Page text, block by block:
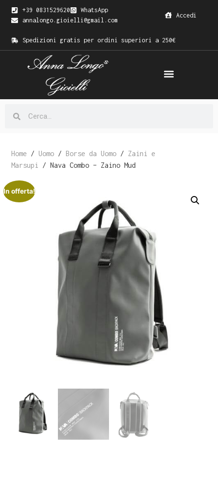
+39 0831529620
WhatsApp
annalongo.gioielli@gmail.com
Accedi
Spedizioni gratis per ordini superiori a 250€
Home / Uomo / Borse da Uomo / Zaini e
Marsupi
/ Nava Combo – Zaino Mud
In offerta!